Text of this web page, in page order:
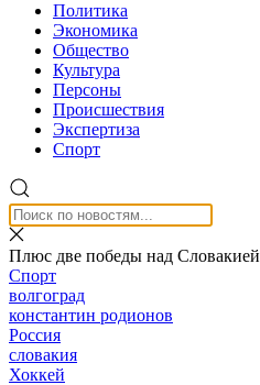
Политика
Экономика
Общество
Культура
Персоны
Происшествия
Экспертиза
Спорт
Плюс две победы над Словакией
Спорт
волгоград
константин родионов
Россия
словакия
Хоккей